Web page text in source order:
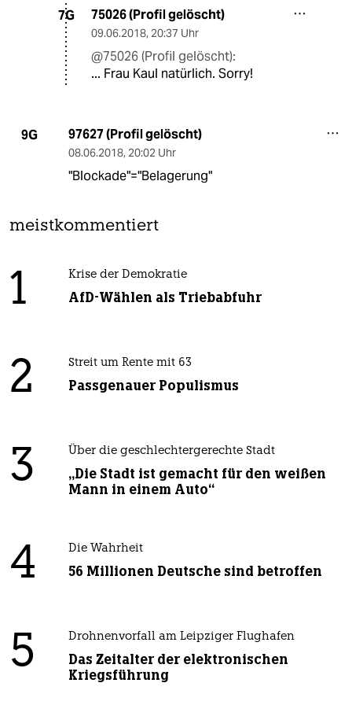
7G 75026 (Profil gelöscht)
09.06.2018, 20:37 Uhr
@75026 (Profil gelöscht):
... Frau Kaul natürlich. Sorry!
9G 97627 (Profil gelöscht)
08.06.2018, 20:02 Uhr
"Blockade"="Belagerung"
meistkommentiert
1 Krise der Demokratie
AfD-Wählen als Triebabfuhr
2 Streit um Rente mit 63
Passgenauer Populismus
3 Über die geschlechtergerechte Stadt
„Die Stadt ist gemacht für den weißen
Mann in einem Auto“
4 Die Wahrheit
56 Millionen Deutsche sind betroffen
5 Drohnenvorfall am Leipziger Flughafen
Das Zeitalter der elektronischen
Kriegsführung